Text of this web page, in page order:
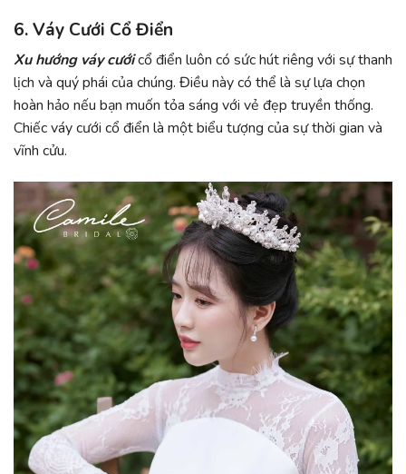
6. Váy Cưới Cổ Điển
Xu hướng váy cướicổ điển luôn có sức hút riêng với sự thanh
lịch và quý phái của chúng. Điều này có thể là sự lựa chọn
hoàn hảo nếu bạn muốn tỏa sáng với vẻ đẹp truyền thống.
Chiếc váy cưới cổ điển là một biểu tượng của sự thời gian và
vĩnh cửu.